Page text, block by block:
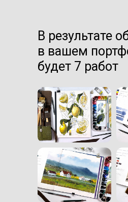
В результате
в вашем
будет 7 работ